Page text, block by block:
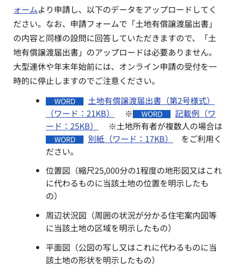
ォームより申請し、以下のデータをアップロードしてく
ださい。なお、申請フォームで「土地有償譲渡届出書」
の内容と同様の設問に回答していただきますので、「土
地有償譲渡届出書」のアップロードは必要ありません。
大型連休や年末年始前には、オンライン申請の受付を一
時的に停止しますのでご注意ください。
土地有償譲渡届出書（第2号様式）
（ワード：21KB）
※
記載例（ワ
ード：25KB）
※土地所有者が複数人の場合は
別紙（ワード：17KB）
をご利用く
ださい。
位置図（縮尺25,000分の1程度の地形図又はこれ
に代わるものに当該土地の位置を明示したも
の）
周辺状況図（周囲の状況が分かる住宅案内図等
に当該土地の区域を明示したもの）
平面図（公図の写し又はこれに代わるものに当
該土地の形状を明示したもの）